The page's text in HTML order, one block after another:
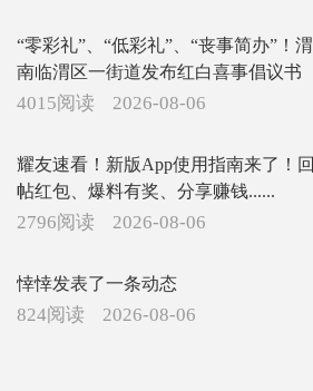
“零彩礼”、“低彩礼”、“丧事简办”！渭
南临渭区一街道发布红白喜事倡议书
4015阅读 2026-08-06
耀友速看！新版App使用指南来了！回
帖红包、爆料有奖、分享赚钱......
2796阅读 2026-08-06
悻悻发表了一条动态
824阅读 2026-08-06